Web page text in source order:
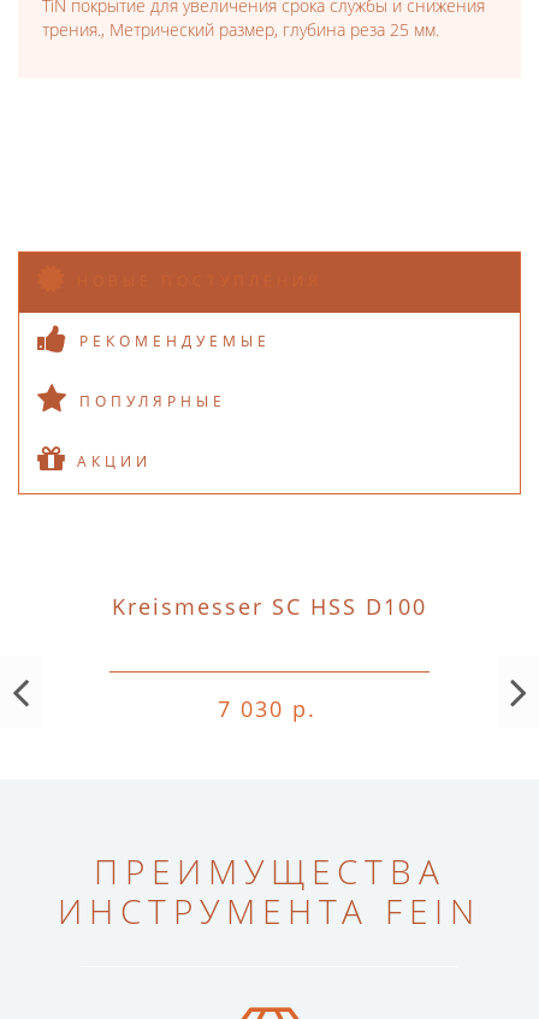
TiN покрытие для увеличения срока службы и снижения
трения., Метрический размер, глубина реза 25 мм.
РЕКОМЕНДУЕМЫЕ
ПОПУЛЯРНЫЕ
АКЦИИ
Kreismesser SC HSS D100
7 030 р.
ПРЕИМУЩЕСТВА
ИНСТРУМЕНТА FEIN